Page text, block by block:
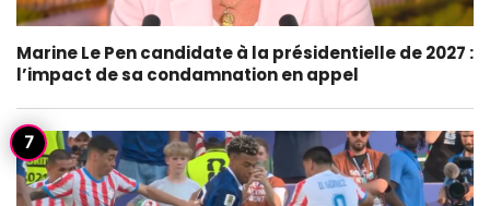
Marine Le Pen candidate à la présidentielle de 2027 :
l’impact de sa condamnation en appel